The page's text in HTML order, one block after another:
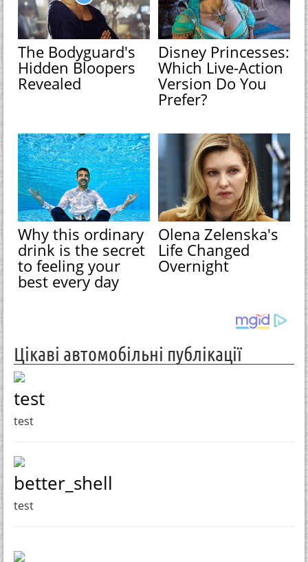
The Bodyguard's
Hidden Bloopers
Revealed
Disney Princesses:
Which Live-Action
Version Do You
Prefer?
Why this ordinary
drink is the secret
to feeling your
best every day
Olena Zelenska's
Life Changed
Overnight
Цікаві автомобільні публікації
test
test
better_shell
test